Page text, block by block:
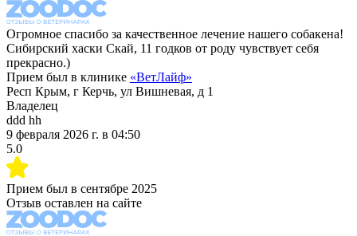
Огромное спасибо за качественное лечение нашего собакена!
Сибирский хаски Скай, 11 годков от роду чувствует себя
прекрасно.)
Прием был в клинике «ВетЛайф»
Респ Крым, г Керчь, ул Вишневая, д 1
Владелец
ddd hh
9 февраля 2026 г. в 04:50
5.0
Прием был в сентябре 2025
Отзыв оставлен на сайте